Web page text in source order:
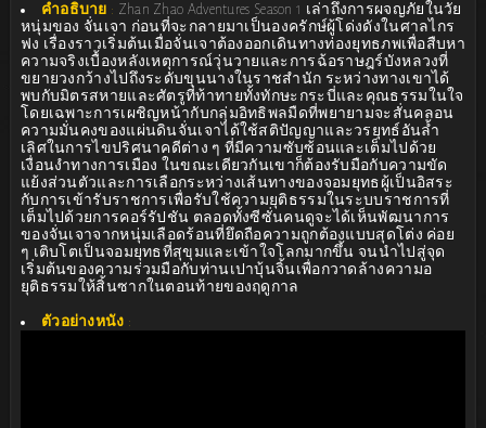
คำอธิบาย : Zhan Zhao Adventures Season 1 เล่าถึงการผจญภัยในวัย
หนุ่มของ จั่นเจา ก่อนที่จะกลายมาเป็นองครักษ์ผู้โด่งดังในศาลไกร
ฟง เรื่องราวเริ่มต้นเมื่อจั่นเจาต้องออกเดินทางท่องยุทธภพเพื่อสืบหา
ความจริงเบื้องหลังเหตุการณ์วุ่นวายและการฉ้อราษฎร์บังหลวงที่
ขยายวงกว้างไปถึงระดับขุนนางในราชสำนัก ระหว่างทางเขาได้
พบกับมิตรสหายและศัตรูที่ท้าทายทั้งทักษะกระบี่และคุณธรรมในใจ
โดยเฉพาะการเผชิญหน้ากับกลุ่มอิทธิพลมืดที่พยายามจะสั่นคลอน
ความมั่นคงของแผ่นดินจั่นเจาได้ใช้สติปัญญาและวรยุทธ์อันล้ำ
เลิศในการไขปริศนาคดีต่าง ๆ ที่มีความซับซ้อนและเต็มไปด้วย
เงื่อนงำทางการเมือง ในขณะเดียวกันเขาก็ต้องรับมือกับความขัด
แย้งส่วนตัวและการเลือกระหว่างเส้นทางของจอมยุทธผู้เป็นอิสระ
กับการเข้ารับราชการเพื่อรับใช้ความยุติธรรมในระบบราชการที่
เต็มไปด้วยการคอร์รัปชัน ตลอดทั้งซีซั่นคนดูจะได้เห็นพัฒนาการ
ของจั่นเจาจากหนุ่มเลือดร้อนที่ยึดถือความถูกต้องแบบสุดโต่ง ค่อย
ๆ เติบโตเป็นจอมยุทธที่สุขุมและเข้าใจโลกมากขึ้น จนนำไปสู่จุด
เริ่มต้นของความร่วมมือกับท่านเปาบุ้นจิ้นเพื่อกวาดล้างความอ
ยุติธรรมให้สิ้นซากในตอนท้ายของฤดูกาล
ตัวอย่างหนัง :